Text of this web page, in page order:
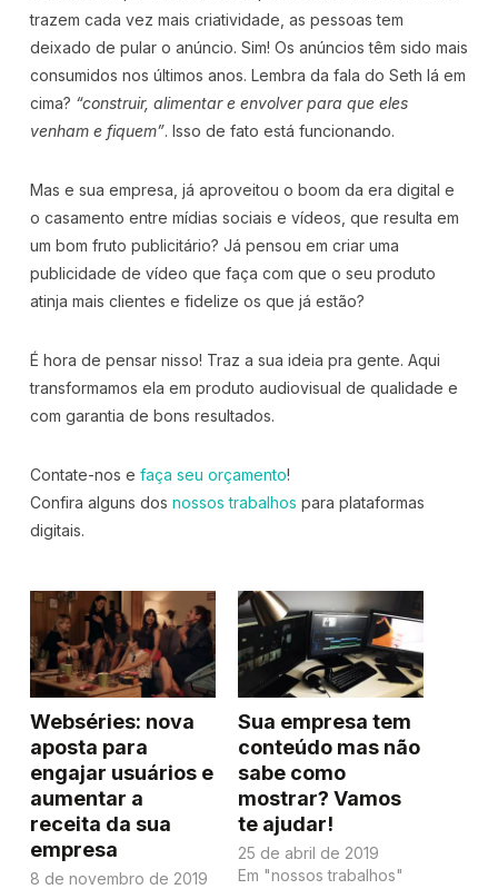
trazem cada vez mais criatividade, as pessoas tem
deixado de pular o anúncio. Sim! Os anúncios têm sido mais
consumidos nos últimos anos. Lembra da fala do Seth lá em
cima? “construir, alimentar e envolver para que eles
venham e fiquem”. Isso de fato está funcionando.
Mas e sua empresa, já aproveitou o boom da era digital e
o casamento entre mídias sociais e vídeos, que resulta em
um bom fruto publicitário? Já pensou em criar uma
publicidade de vídeo que faça com que o seu produto
atinja mais clientes e fidelize os que já estão?
É hora de pensar nisso! Traz a sua ideia pra gente. Aqui
transformamos ela em produto audiovisual de qualidade e
com garantia de bons resultados.
Contate-nos e faça seu orçamento!
Confira alguns dos nossos trabalhos para plataformas
digitais.
Webséries: nova
aposta para
engajar usuários e
aumentar a
receita da sua
empresa
8 de novembro de 2019
Sua empresa tem
conteúdo mas não
sabe como
mostrar? Vamos
te ajudar!
25 de abril de 2019
Em "nossos trabalhos"